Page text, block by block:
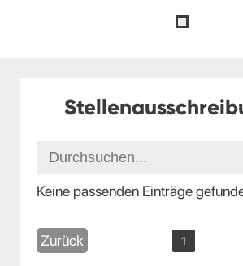
Keine passenden Einträge
Zurück 1